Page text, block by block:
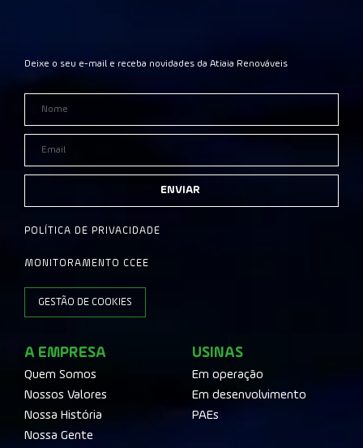
Deixe o seu e-mail e receba novidades da Atiaia Renováveis
ENVIAR
POLÍTICA DE PRIVACIDADE
MONITORAMENTO CCEE
GESTÃO DE COOKIES
A EMPRESA
Quem Somos
Nossos Valores
Nossa História
Nossa Gente
USINAS
Em operação
Em desenvolvimento
PAEs